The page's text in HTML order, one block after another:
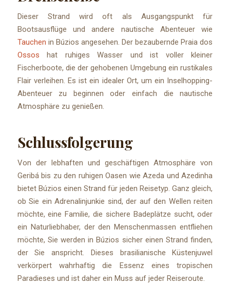
Dieser Strand wird oft als Ausgangspunkt für
Bootsausflüge und andere nautische Abenteuer wie
Tauchen in Búzios angesehen. Der bezaubernde Praia dos
Ossos hat ruhiges Wasser und ist voller kleiner
Fischerboote, die der gehobenen Umgebung ein rustikales
Flair verleihen. Es ist ein idealer Ort, um ein Inselhopping-
Abenteuer zu beginnen oder einfach die nautische
Atmosphäre zu genießen.
Schlussfolgerung
Von der lebhaften und geschäftigen Atmosphäre von
Geribá bis zu den ruhigen Oasen wie Azeda und Azedinha
bietet Búzios einen Strand für jeden Reisetyp. Ganz gleich,
ob Sie ein Adrenalinjunkie sind, der auf den Wellen reiten
möchte, eine Familie, die sichere Badeplätze sucht, oder
ein Naturliebhaber, der den Menschenmassen entfliehen
möchte, Sie werden in Búzios sicher einen Strand finden,
der Sie anspricht. Dieses brasilianische Küstenjuwel
verkörpert wahrhaftig die Essenz eines tropischen
Paradieses und ist daher ein Muss auf jeder Reiseroute.